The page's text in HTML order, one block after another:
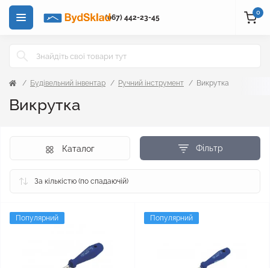
(067) 442-23-45
0
Будівельний інвентар Ручний інструмент Викрутка
Викрутка
Фільтр
Каталог
Популярний Популярний